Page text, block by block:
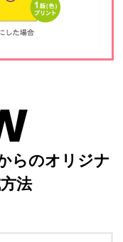
らのオリジナ
法